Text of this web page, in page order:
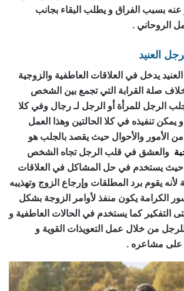
بسبب الفراق و يطلب البقاء بجانب
الروحاني .
العنيد
يدخل في العلاقات العاطفية والزوجية
صلة القرابة التي تجمع بين الشخص
الرجل للمرأة أو الرجل لـ رجال وفي كلا
و يمكن تنفيذه في كلا الحالتين وهذا العمل
الأمور والأحوال حيث يقصد بالجلب هو
والعشق في قلب الرجل تجاه الشخص
حيث يستخدم في حل المشاكل في العلاقات
لأنه يقوم برد المطلقات وإرجاع الزوج وتهذيبه
الكرامة يكون منفذ لأوامر الزوجة بشكل
التفكير كما يستخدم في الحالات العاطفية و
من خلال عمل التعويذات القوية و
على مشاعره .